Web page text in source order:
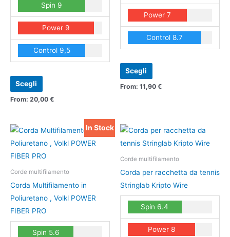
Spin 9
Power 9
Control 9,5
Scegli
essere
scelte
nella
pagina
del
From: 20,00 €
Power 7
Control 8.7
Scegli
essere
scelte
nella
pagina
From: 11,90 €
In Stock
Corde multifilamento
Corda Multifilamento in
Poliuretano , Volkl POWER
FIBER PRO
Spin 5.6
Questo
prodotto
ha
più
varianti.
opzioni
possono
essere
Corde multifilamento
Corda per racchetta da tennis
Stringlab Kripto Wire
Spin 6.4
Power 8
Questo
prodotto
ha
varianti.
Le
opzioni
possono
essere